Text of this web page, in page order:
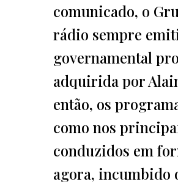
comunicado, o
rádio sempre
governamental
adquirida por
então, os
como nos
conduzidos em
agora, incumbido